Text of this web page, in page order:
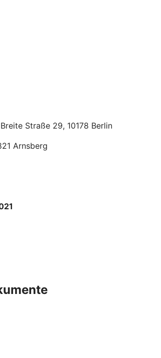
Straße 29, 10178 Berlin
Arnsberg